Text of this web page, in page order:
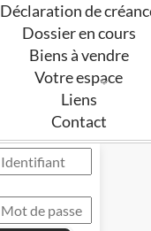
Déclaration de
Dossier en cours
Biens à vendre
Votre espace
Liens
Contact